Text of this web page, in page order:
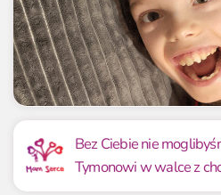
Mamy już
46 816.48 zł
78.03%
Bez Ciebie nie
Tymonowi w walce z